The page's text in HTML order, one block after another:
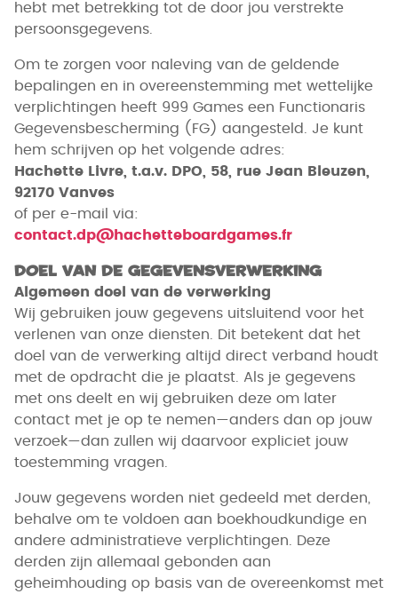
hebt met betrekking tot de door jou verstrekte
persoonsgegevens.
Om te zorgen voor naleving van de geldende
bepalingen en in overeenstemming met wettelijke
verplichtingen heeft 999 Games een Functionaris
Gegevensbescherming (FG) aangesteld. Je kunt
hem schrijven op het volgende adres:
Hachette Livre, t.a.v. DPO, 58, rue Jean Bleuzen,
92170 Vanves
of per e-mail via:
contact.dp@hachetteboardgames.fr
Doel van de gegevensverwerking
Algemeen doel van de verwerking
Wij gebruiken jouw gegevens uitsluitend voor het
verlenen van onze diensten. Dit betekent dat het
doel van de verwerking altijd direct verband houdt
met de opdracht die je plaatst. Als je gegevens
met ons deelt en wij gebruiken deze om later
contact met je op te nemen—anders dan op jouw
verzoek—dan zullen wij daarvoor expliciet jouw
toestemming vragen.
Jouw gegevens worden niet gedeeld met derden,
behalve om te voldoen aan boekhoudkundige en
andere administratieve verplichtingen. Deze
derden zijn allemaal gebonden aan
geheimhouding op basis van de overeenkomst met